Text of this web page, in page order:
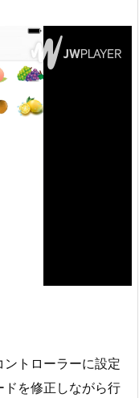
トローラーに設定
ドを修正しながら行